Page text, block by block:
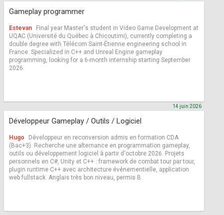
Gameplay programmer
Estevan
Final year Master's student in Video Game Development at
UQAC (Université du Québec à Chicoutimi), currently completing a
double degree with Télécom Saint-Étienne engineering school in
France. Specialized in C++ and Unreal Engine gameplay
programming, looking for a 6-month internship starting September
2026.
Développeur Gameplay / Outils / Logiciel
14 juin 2026
Hugo
Développeur en reconversion admis en formation CDA
(Bac+3). Recherche une alternance en programmation gameplay,
outils ou développement logiciel à partir d'octobre 2026. Projets
personnels en C#, Unity et C++ : framework de combat tour par tour,
plugin runtime C++ avec architecture événementielle, application
web fullstack. Anglais très bon niveau, permis B.